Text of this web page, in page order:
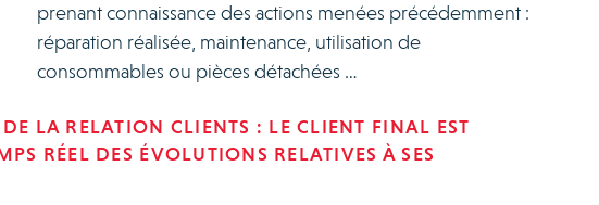
prenant connaissance des actions menées précédemment :
réparation réalisée, maintenance, utilisation de
consommables ou pièces détachées …
LA RELATION CLIENTS : LE CLIENT FINAL EST
RÉEL DES ÉVOLUTIONS RELATIVES À SES